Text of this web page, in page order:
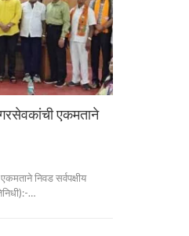
एकमताने
निवड सर्वपक्षीय
…